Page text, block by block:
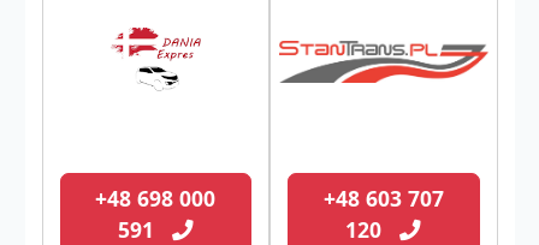
+48 698 000
591
+48 603 707
120